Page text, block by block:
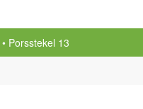
Porsstekel 13